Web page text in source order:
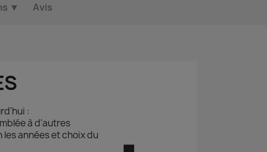
▼ Avis
:
à d'autres
années et choix du